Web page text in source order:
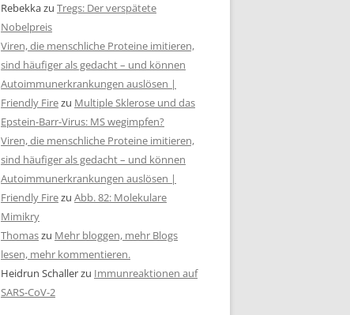
Rebekkazu Tregs: Der verspätete
Nobelpreis
Viren, die menschliche Proteine imitieren,
sind häufiger als gedacht – und können
Autoimmunerkrankungen auslösen |
Friendly Firezu Multiple Sklerose und das
Epstein-Barr-Virus: MS wegimpfen?
Viren, die menschliche Proteine imitieren,
sind häufiger als gedacht – und können
Autoimmunerkrankungen auslösen |
Friendly Firezu Abb. 82: Molekulare
Mimikry
Thomaszu Mehr bloggen, mehr Blogs
lesen, mehr kommentieren.
Heidrun Schallerzu Immunreaktionen auf
SARS-CoV-2